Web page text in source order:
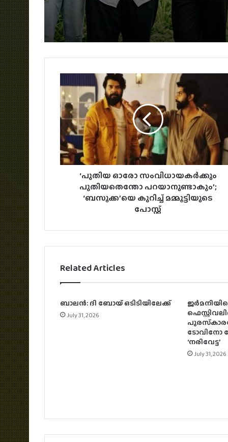
‘പുതിയ ഓരോ സംവിധായകർക്കും
പുതിയതെന്തോ പറയാനുണ്ടാകും’;
‘ബസൂക്ക’യെ കുറിച്ച് മമ്മൂട്ടിയുടെ
പോസ്റ്റ്
Related Articles
ബാലന്‍: ദി ബോയ് ഒടിടിയിലേക്ക്
July 31, 2026
ടോവിനോ
‘നരിവേട്ട’
July 31, 2026